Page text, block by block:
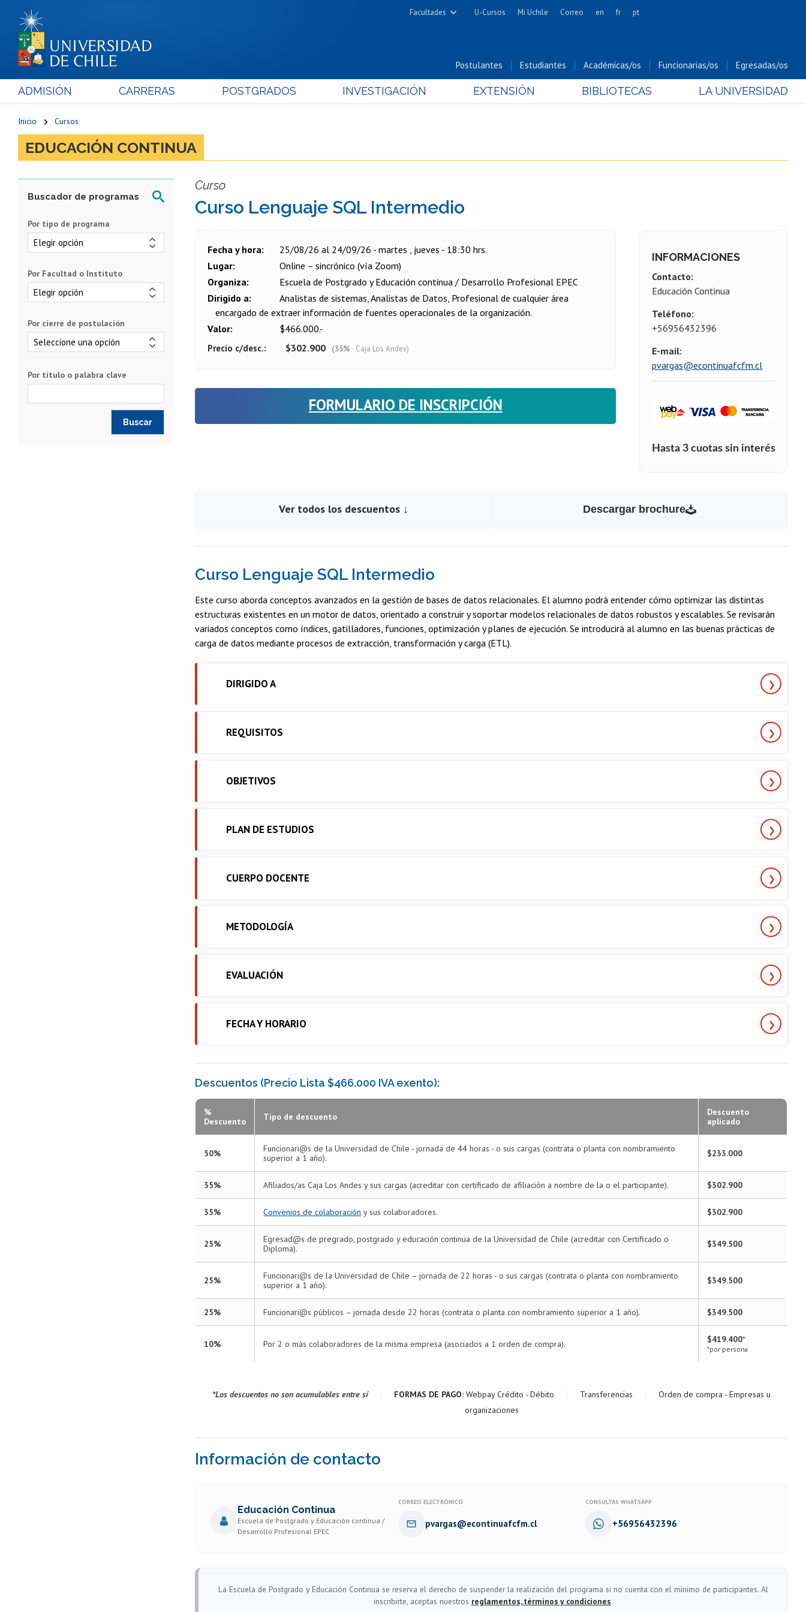
Facultades
Cs. Físicas y Matemáticas
Cs. Forestales y Conservación
Cs. Químicas y Farmacéuticas
Cs. Sociales
Nutrición y Tecnología de
U-Cursos Mi Uchile Correo en fr pt
Postulantes Estudiantes Académicas/os Funcionarias/os Egresadas/os
ADMISIÓN CARRERAS POSTGRADOS INVESTIGACIÓN EXTENSIÓN BIBLIOTECAS LA UNIVERSIDAD
Inicio Cursos
EDUCACIÓN CONTINUA
Curso
Curso Lenguaje SQL Intermedio
INFORMACIONES
Contacto:
Educación Continua
Teléfono:
+56956432396
E-mail:
pvargas@econtinuafcfm.cl
Fecha y hora
25/08/26 al 24/09/26 - martes , jueves - 18:30 hrs.
Lugar
Online – sincrónico (vía Zoom)
Organiza
Escuela de Postgrado y Educación continua / Desarrollo Profesional EPEC
Dirigido a
Analistas de sistemas, Analistas de Datos, Profesional de cualquier área
encargado de extraer información de fuentes operacionales de la organización.
Valor
$466.000.-
Precio c/desc. $302.900 (35% · Caja Los Andes)
FORMULARIO DE INSCRIPCIÓN
Ver todos los descuentos ↓ Descargar brochure
Curso Lenguaje SQL Intermedio
Este curso aborda conceptos avanzados en la gestión de bases de datos relacionales. El alumno podrá entender cómo optimizar las distintas
estructuras existentes en un motor de datos, orientado a construir y soportar modelos relacionales de datos robustos y escalables. Se revisarán
variados conceptos como índices, gatilladores, funciones, optimización y planes de ejecución. Se introducirá al alumno en las buenas prácticas de
carga de datos mediante procesos de extracción, transformación y carga (ETL).
DIRIGIDO A
REQUISITOS
OBJETIVOS
PLAN DE ESTUDIOS
CUERPO DOCENTE
METODOLOGÍA
EVALUACIÓN
FECHA Y HORARIO
Descuentos (Precio Lista $466.000 IVA exento):
%
Descuento
Tipo de descuento
Descuento
aplicado
50%
Funcionari@s de la Universidad de Chile - jornada de 44 horas - o sus cargas (contrata o planta con nombramiento
superior a 1 año).
$233.000
35% Afiliados/as Caja Los Andes y sus cargas (acreditar con certificado de afiliación a nombre de la o el participante). $302.900
35% Convenios de colaboración y sus colaboradores. $302.900
25%
Egresad@s de pregrado, postgrado y educación continua de la Universidad de Chile (acreditar con Certificado o
Diploma).
$349.500
25%
Funcionari@s de la Universidad de Chile – jornada de 22 horas - o sus cargas (contrata o planta con nombramiento
superior a 1 año).
$349.500
25% Funcionari@s públicos – jornada desde 22 horas (contrata o planta con nombramiento superior a 1 año). $349.500
10% Por 2 o más colaboradores de la misma empresa (asociados a 1 orden de compra). $419.400*
*por persona
*Los descuentos no son acumulables entre sí FORMAS DE PAGO: Webpay Crédito - Débito Transferencias
Orden de compra - Empresas u
organizaciones
Información de contacto
Educación Continua
Escuela de Postgrado y Educación continua /
Desarrollo Profesional EPEC
CORREO ELECTRÓNICO
pvargas@econtinuafcfm.cl
CONSULTAS WHATSAPP
+56956432396
La Escuela de Postgrado y Educación Continua se reserva el derecho de suspender la realización del programa si no cuenta con el mínimo de participantes. Al
inscribirte, aceptas nuestros reglamentos, términos y condiciones.
Por tipo de programa
Por Facultad o Instituto
Por cierre de postulación
Por título o palabra clave